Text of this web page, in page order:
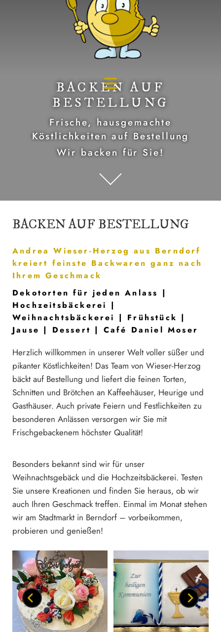
BACKEN AUF
BESTELLUNG
Frische, hausgemachte
Köstlichkeiten auf Bestellung
Wir backen für Sie!
BACKEN AUF BESTELLUNG
Andrea Wieser-Herzog aus Berndorf
kreiert feinste Backwaren ganz nach
Ihrem Geschmack
Dekotorten für jeden Anlass |
Hochzeitsbäckerei |
Weihnachtsbäckerei | Frühstück |
Jause | Dessert | Café Daniel Moser
Herzlich willkommen in unserer Welt voller süßer und
pikanter Köstlichkeiten! Das Team von Wieser-Herzog
bäckt auf Bestellung und liefert die feinen Torten,
Schnitten und Brötchen an Kaffeehäuser, Heurige und
Gasthäuser. Auch private Feiern und Festlichkeiten zu
besonderen Anlässen versorgen wir Sie mit
Frischgebackenem höchster Qualität!
Besonders bekannt sind wir für unser
Weihnachtsgebäck und die Hochzeitsbäckerei. Testen
Sie unsere Kreationen und finden Sie heraus, ob wir
auch Ihren Geschmack treffen. Einmal im Monat stehen
wir am Stadtmarkt in Berndorf – vorbeikommen,
probieren und genießen!